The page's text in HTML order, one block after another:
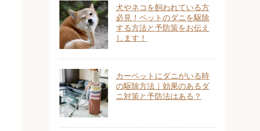
犬やネコを飼われている方
必見！ペットのダニを駆除
する方法と予防策をお伝え
します！
カーペットにダニがいる時
の駆除方法｜効果のあるダ
ニ対策と予防法はある？